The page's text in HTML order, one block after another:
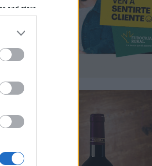
and store
grant or